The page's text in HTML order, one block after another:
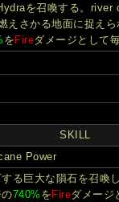
を召喚する。river
えさかる地面に捉え
をFireダメージとして
SKILL
Power
る巨大な隕石を召喚
740% を Fireダメージ